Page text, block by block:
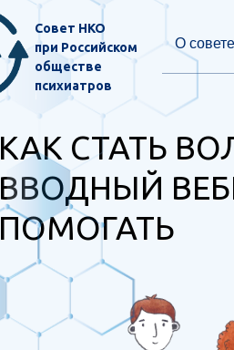
О совете
Совет НКО
при Российском
обществе
психиатров
КАК СТАТЬ
ВВОДНЫЙ
ПОМОГАТЬ